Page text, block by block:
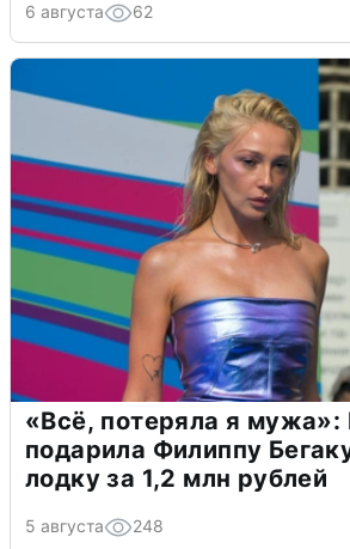
6 августа 62
«Всё, потеряла я мужа»:
подарила Филиппу
лодку за 1,2 млн рублей
5 августа 248